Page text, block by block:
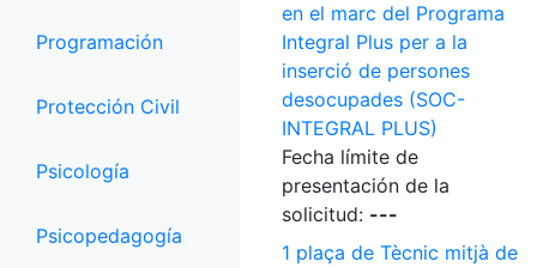
Programación
Protección Civil
Psicología
Psicopedagogía
en el marc del Programa
Integral Plus per a la
inserció de persones
desocupades (SOC-
INTEGRAL PLUS)
Fecha límite de
presentación de la
solicitud: ---
1 plaça de Tècnic mitjà de